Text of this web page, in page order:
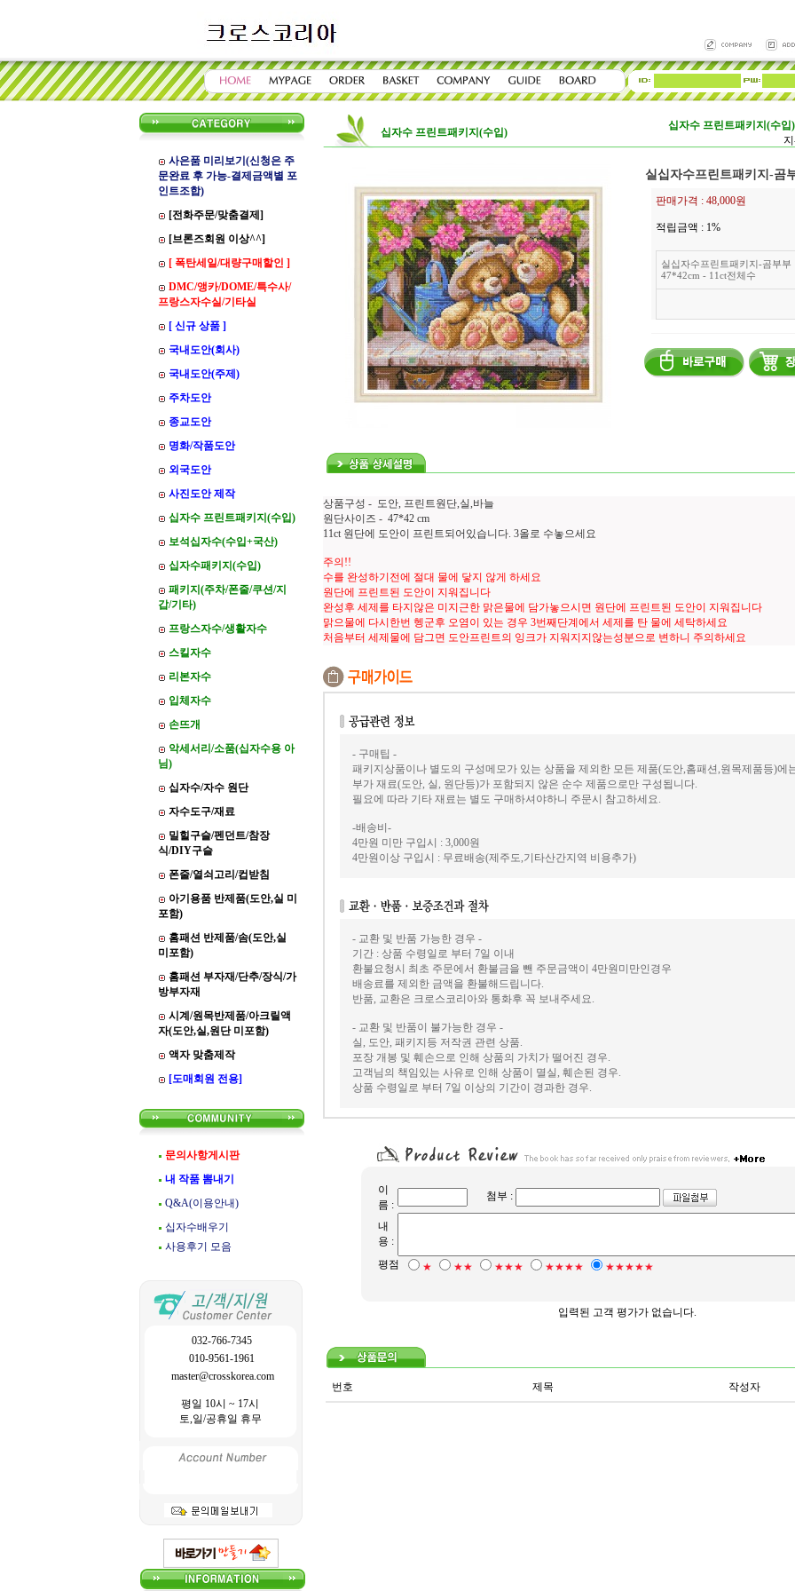
사은품 미리보기(신청은 주
문완료 후 가능-결제금액별 포
인트조합)
[전화주문/맞춤결제]
[브론즈회원 이상^^]
[ 폭탄세일/대량구매할인 ]
DMC/앵카/DOME/특수사/
프랑스자수실/기타실
[ 신규 상품 ]
국내도안(회사)
국내도안(주제)
주차도안
종교도안
명화/작품도안
외국도안
사진도안 제작
십자수 프린트패키지(수입)
보석십자수(수입+국산)
십자수패키지(수입)
패키지(주차/폰줄/쿠션/지
갑/기타)
프랑스자수/생활자수
스킬자수
리본자수
입체자수
손뜨개
악세서리/소품(십자수용 아
님)
십자수/자수 원단
자수도구/재료
밀힐구슬/펜던트/참장
식/DIY구슬
폰줄/열쇠고리/컵받침
아기용품 반제품(도안,실 미
포함)
홈패션 반제품/솜(도안,실
미포함)
홈패션 부자재/단추/장식/가
방부자재
시계/원목반제품/아크릴액
자(도안,실,원단 미포함)
액자 맞춤제작
[도매회원 전용]
문의사항게시판
내 작품 뽐내기
Q&A(이용안내)
십자수배우기
사용후기 모음
032-766-7345
010-9561-1961
master@crosskorea.com
평일 10시 ~ 17시
토,일/공휴일 휴무
십자수 프린트패키지(수입)
십자수 프린트패키지(수입)
실십자수프린트패키지-곰
판매가격 : 48,000원
적립금액 : 1%
실십자수프린트패키지-곰부부
47*42cm - 11ct전체수
상품구성 - 도안, 프린트원단,실,바늘
원단사이즈 - 47*42 cm
11ct 원단에 도안이 프린트되어있습니다. 3올로 수놓으세요
주의!!
수를 완성하기전에 절대 물에 닿지 않게 하세요
원단에 프린트된 도안이 지워집니다
완성후 세제를 타지않은 미지근한 맑은물에 담가놓으시면 원단에 프린트된 도안이 지워집니다
맑으물에 다시한번 헹군후 오염이 있는 경우 3번째단계에서 세제를 탄 물에 세탁하세요
처음부터 세제물에 담그면 도안프린트의 잉크가 지워지지않는성분으로 변하니 주의하세요
- 구매팁 -
패키지상품이나 별도의 구성메모가 있는 상품을 제외한 모든 제품(도안,홈패션,원목제품등)에
부가 재료(도안, 실, 원단등)가 포함되지 않은 순수 제품으로만 구성됩니다.
필요에 따라 기타 재료는 별도 구매하셔야하니 주문시 참고하세요.
-배송비-
4만원 미만 구입시 : 3,000원
4만원이상 구입시 : 무료배송(제주도,기타산간지역 비용추가)
- 교환 및 반품 가능한 경우 -
기간 : 상품 수령일로 부터 7일 이내
환불요청시 최초 주문에서 환불금을 뺀 주문금액이 4만원미만인경우
배송료를 제외한 금액을 환불해드립니다.
반품, 교환은 크로스코리아와 통화후 꼭 보내주세요.
- 교환 및 반품이 불가능한 경우 -
실, 도안, 패키지등 저작권 관련 상품.
포장 개봉 및 훼손으로 인해 상품의 가치가 떨어진 경우.
고객님의 책임있는 사유로 인해 상품이 멸실, 훼손된 경우.
상품 수령일로 부터 7일 이상의 기간이 경과한 경우.
이
름 :
첨부 :
내
용 :
평점
★ ★★ ★★★ ★★★★ ★★★★★
입력된 고객 평가가 없습니다.
번호 제목 작성자